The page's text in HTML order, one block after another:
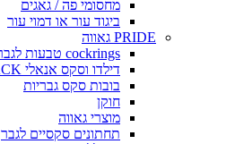
מחסומי פה / גאגים
ביגוד עור או דמוי עור
PRIDE גאווה
cockrings טבעות לגבר
דילדו וסקס אנאלי ALL BLACK
בובות סקס גבריות
חוקן
מוצרי גאווה
תחתונים סקסיים לגבר